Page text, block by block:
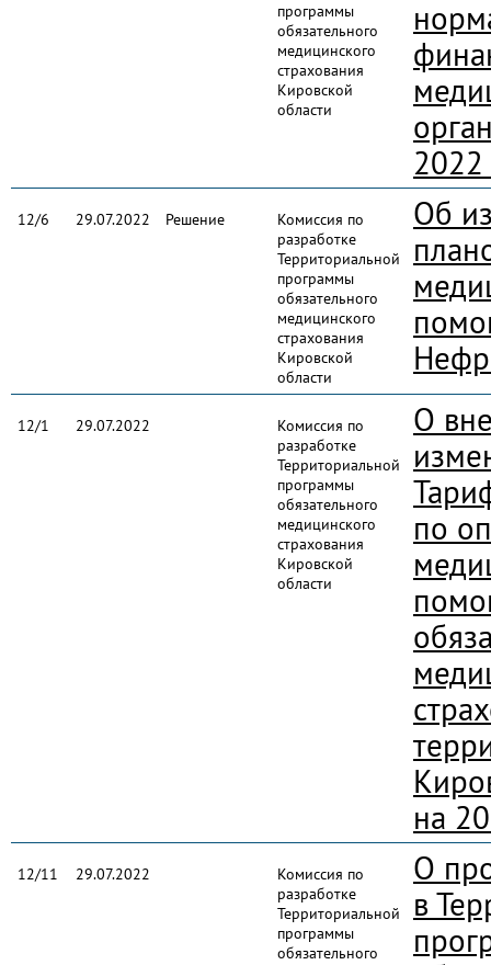
программы
обязательного
медицинского
страхования
Кировской
области
2022
12/6 29.07.2022 Решение
Комиссия по
разработке
Территориальной
программы
обязательного
медицинского
страхования
Кировской
области
Об
12/1 29.07.2022
Комиссия по
разработке
Территориальной
программы
обязательного
медицинского
страхования
Кировской
области
О
по
на
12/11 29.07.2022
Комиссия по
разработке
Территориальной
программы
обязательного
О
в